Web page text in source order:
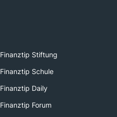
Finanztip Stiftung
Finanztip Schule
Finanztip Daily
Finanztip Forum